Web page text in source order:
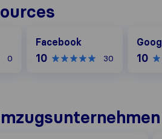
0
Facebook
10 30 10